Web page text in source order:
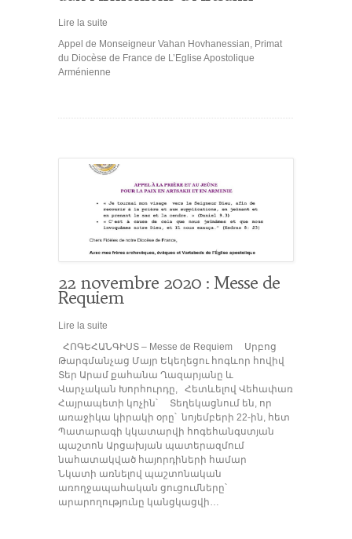
Lire la suite
Appel de Monseigneur Vahan Hovhanessian, Primat
du Diocèse de France de L’Eglise Apostolique
Arménienne
22 novembre 2020 : Messe de
Requiem
Lire la suite
ՀՈԳԵՀԱՆԳԻՍՏ – Messe de Requiem Սրբոց
Թարգմանչաց Մայր Եկեղեցու հոգևոր հովիվ
Տեր Արամ քահանա Ղազարյանը և
Վարչական Խորհուրդը, Հետևելով Վեհափառ
Հայրապետի կոչին՝ Տեղեկացնում են, որ
առաջիկա կիրակի օրը՝ նոյեմբերի 22-ին, հետ
Պատարագի կկատարվի հոգեհանգստյան
պաշտոն Արցախյան պատերազմում
նահատակված հայորդիների համար
Նկատի առնելով պաշտոնական
առողջապահական ցուցումները՝
արարողությունը կանցկացվի…